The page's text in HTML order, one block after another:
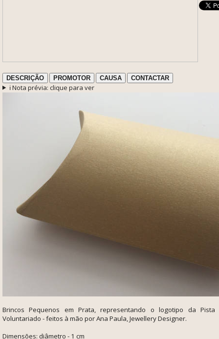
DESCRIÇÃO PROMOTOR CAUSA CONTACTAR
ℹ️ Nota prévia: clique para ver
Brincos Pequenos em Prata, representando o logotipo da Pista
Voluntariado -feitos à mão por Ana Paula, Jewellery Designer.
Dimensões: diâmetro - 1 cm